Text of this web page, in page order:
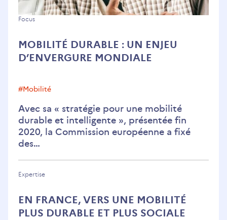
Mobilité
:
un
d’envergure
MOBILITÉ DURABLE : UN ENJEU
D’ENVERGURE MONDIALE
Focus
#mobilité
Avec sa « stratégie pour une mobilité
durable et intelligente », présentée fin
2020, la Commission européenne a fixé
des…
EN FRANCE, VERS UNE MOBILITÉ
PLUS DURABLE ET PLUS SOCIALE
Expertise